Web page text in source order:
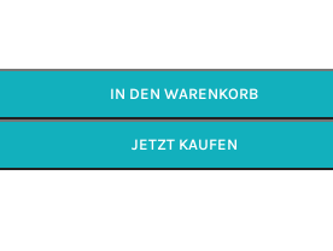
IN DEN WARENKORB
JETZT KAUFEN